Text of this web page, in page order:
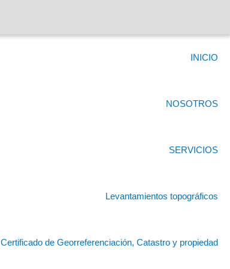
INICIO
NOSOTROS
SERVICIOS
Levantamientos topográficos
Certificado de Georreferenciación, Catastro y propiedad